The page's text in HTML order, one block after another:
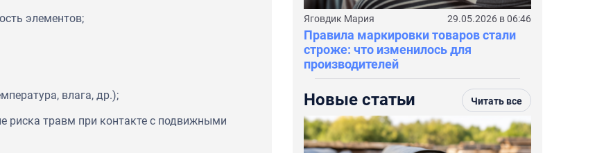
элементов;
влага, др.);
риска травм при контакте с подвижными
Яговдик Мария 29.05.2026 в 06:46
Правила маркировки товаров стали
строже: что изменилось для
производителей
Новые статьи Читать все